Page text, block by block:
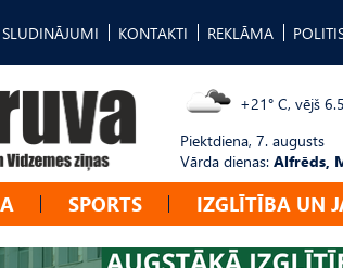
SLUDINĀJUMI KONTAKTI REKLĀMA
+21° C, vējš
Piektdiena, 7. augusts
Vārda dienas: Alfrēds,
SPORTS IZGLĪTĪBA UN